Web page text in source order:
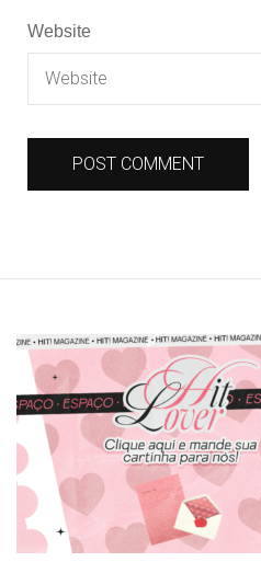
Website